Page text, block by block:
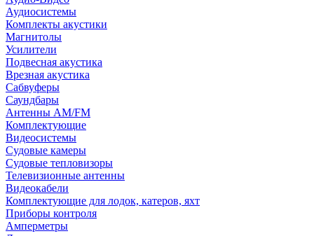
Аудиосистемы
Комплекты акустики
Магнитолы
Усилители
Подвесная акустика
Врезная акустика
Сабвуферы
Саундбары
Антенны AM/FM
Комплектующие
Видеосистемы
Судовые камеры
Cудовые тепловизоры
Телевизионные антенны
Видеокабели
Комплектующие для лодок, катеров, яхт
Приборы контроля
Амперметры